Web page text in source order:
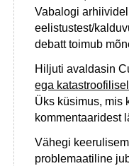
Vabalogi
eelistustest/
debatt toimub
Hiljuti avaldasin
ega
Üks küsimus, mis
kommentaaridest
Vähegi
problemaatiline